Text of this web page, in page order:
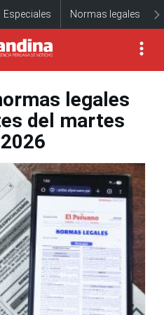
Especiales Normas legales
legales
del martes